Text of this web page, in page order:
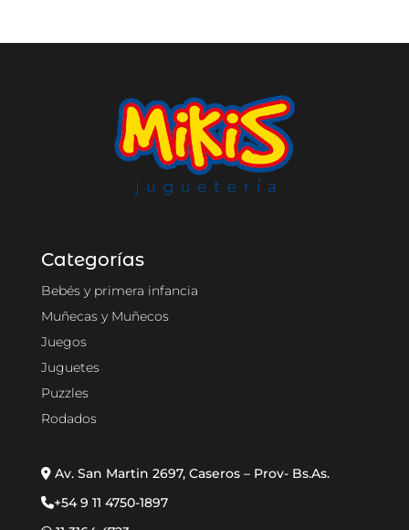
Categorías
Bebés y primera infancia
Muñecas y Muñecos
Juegos
Juguetes
Puzzles
Rodados
Av. San Martin 2697, Caseros – Prov- Bs.As.
+54 9 11 4750-1897